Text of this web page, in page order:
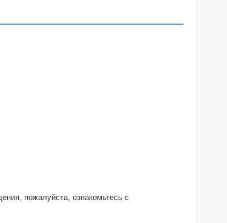
пожалуйста, ознакомьтесь с